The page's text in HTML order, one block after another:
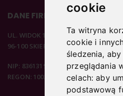
cookie
Ta witryna
cookie i
śledzenia,
przeglądania
celach:aby
podstawową
DANE FIRMOWE
UL. WIDOK 15B
96-100 SKIERNIEWICE
NIP: 8361319313
REGON: 100297020